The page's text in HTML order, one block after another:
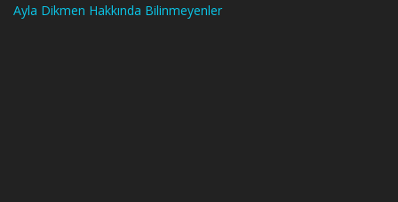
Ayla Dikmen Hakkında Bilinmeyenler